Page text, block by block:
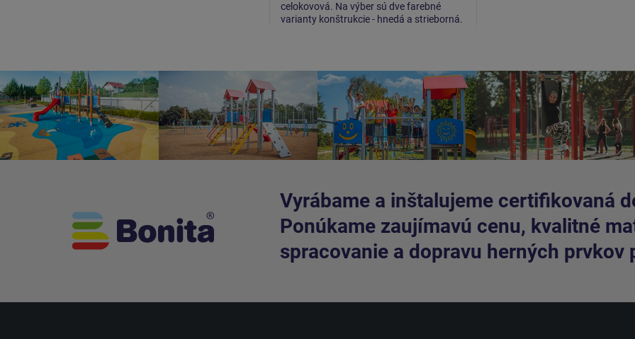
celokovová. Na výber sú dve farebné
varianty konštrukcie - hnedá a strieborná.
Vyrábame a inštalujeme certifikovaná
Ponúkame zaujímavú cenu, kvalitné
spracovanie a dopravu herných prvkov